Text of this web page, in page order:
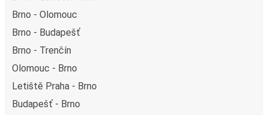
Brno - Olomouc
Brno - Budapešť
Brno - Trenčín
Olomouc - Brno
Letiště Praha - Brno
Budapešť - Brno